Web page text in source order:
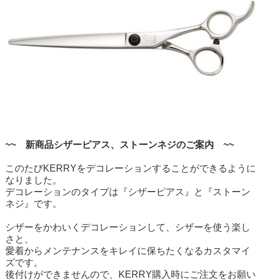
~~ 新商品シザーピアス、ストーンネジのご案内 ~~
このたびKERRYをデコレーションすることができるように
なりました。
デコレーションのタイプは『シザーピアス』と『ストーン
ネジ』です。
シザーをかわいくデコレーションして、シザーを使う楽し
さと、
愛着からメンテナンスをキレイに保ちたくなるカスタマイ
ズです。
後付けができませんので、KERRY購入時にご注文をお願い